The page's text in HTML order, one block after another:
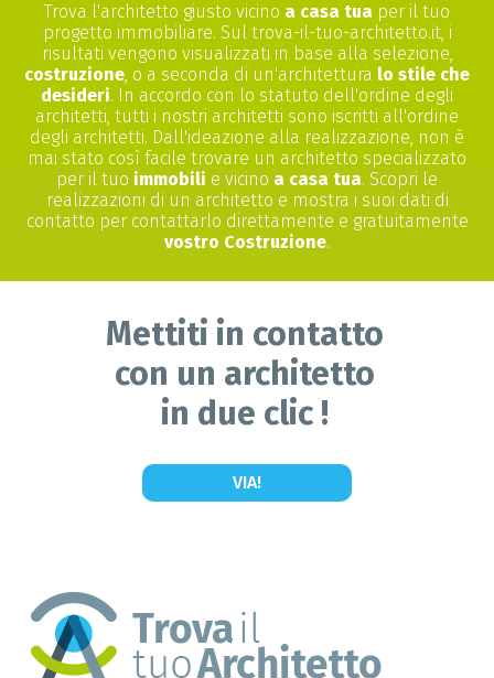
Trova l'architetto giusto vicino a casa tua per il tuo
progetto immobiliare. Sul trova-il-tuo-architetto.it, i
risultati vengono visualizzati in base alla selezione,
costruzione, o a seconda di un'architettura lo stile che
desideri. In accordo con lo statuto dell'ordine degli
architetti, tutti i nostri architetti sono iscritti all'ordine
degli architetti. Dall'ideazione alla realizzazione, non è
mai stato così facile trovare un architetto specializzato
per il tuo immobili e vicino a casa tua. Scopri le
realizzazioni di un architetto e mostra i suoi dati di
contatto per contattarlo direttamente e gratuitamente
vostro Costruzione.
Mettiti in contatto
con un architetto
in due clic !
VIA!